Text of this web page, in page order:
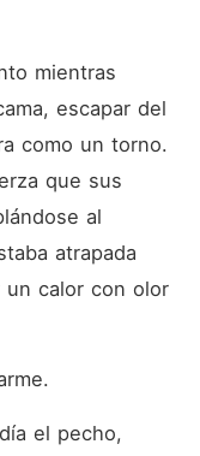
mientras
escapar del
como un torno.
que sus
al
atrapada
un calor con olor
el pecho,